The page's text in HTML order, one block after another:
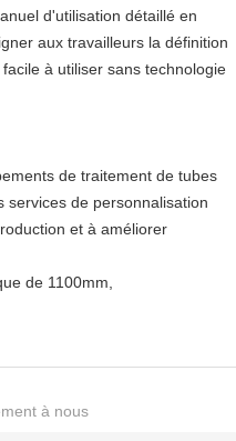
d'utilisation détaillé en
aux travailleurs la définition
à utiliser sans technologie
de traitement de tubes
services de personnalisation
et à améliorer
de 1100mm,
à nous